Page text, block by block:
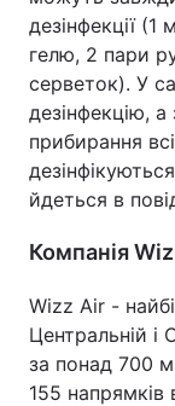
дезінфекції
гелю, 2 пари
серветок). У
дезінфекцію,
прибирання
йдеться в
Компанія
Wizz Air -
Центральній і
за понад 700
155 напрямків